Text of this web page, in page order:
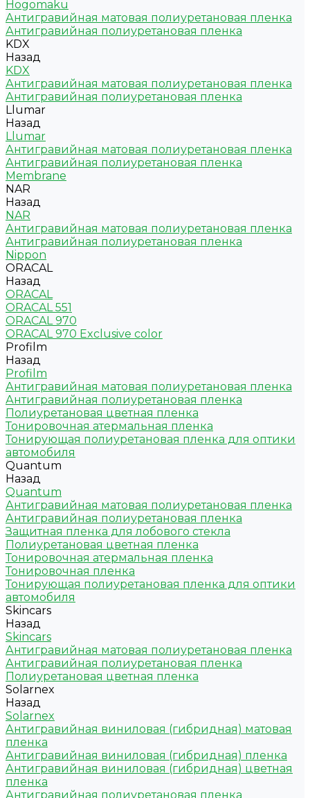
Hogomaku
Антигравийная матовая полиуретановая пленка
Антигравийная полиуретановая пленка
KDX
Назад
KDX
Антигравийная матовая полиуретановая пленка
Антигравийная полиуретановая пленка
Llumar
Назад
Llumar
Антигравийная матовая полиуретановая пленка
Антигравийная полиуретановая пленка
Membrane
NAR
Назад
NAR
Антигравийная матовая полиуретановая пленка
Антигравийная полиуретановая пленка
Nippon
ORACAL
Назад
ORACAL
ORACAL 551
ORACAL 970
ORACAL 970 Exclusive color
Profilm
Назад
Profilm
Антигравийная матовая полиуретановая пленка
Антигравийная полиуретановая пленка
Полиуретановая цветная пленка
Тонировочная атермальная пленка
Тонирующая полиуретановая пленка для оптики
автомобиля
Quantum
Назад
Quantum
Антигравийная матовая полиуретановая пленка
Антигравийная полиуретановая пленка
Защитная пленка для лобового стекла
Полиуретановая цветная пленка
Тонировочная атермальная пленка
Тонировочная пленка
Тонирующая полиуретановая пленка для оптики
автомобиля
Skincars
Назад
Skincars
Антигравийная матовая полиуретановая пленка
Антигравийная полиуретановая пленка
Полиуретановая цветная пленка
Solarnex
Назад
Solarnex
Антигравийная виниловая (гибридная) матовая
пленка
Антигравийная виниловая (гибридная) пленка
Антигравийная виниловая (гибридная) цветная
пленка
Антигравийная полиуретановая пленка